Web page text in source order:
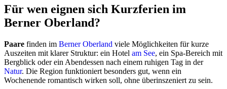
Für wen eignen sich Kurzferien im
Berner Oberland?
Paare finden im Berner Oberland viele Möglichkeiten für kurze
Auszeiten mit klarer Struktur: ein Hotel am See, ein Spa-Bereich mit
Bergblick oder ein Abendessen nach einem ruhigen Tag in der
Natur. Die Region funktioniert besonders gut, wenn ein
Wochenende romantisch wirken soll, ohne überinszeniert zu sein.